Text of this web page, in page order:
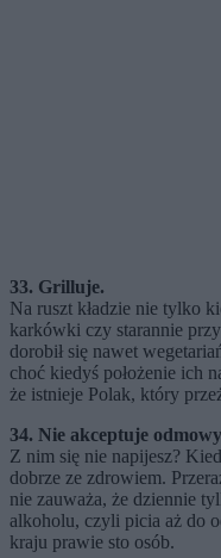
33. Grilluje.
Na ruszt kładzie nie tylko
karkówki czy starannie
dorobił się nawet
choć kiedyś położenie ich
że istnieje Polak, który
34. Nie akceptuje
Z nim się nie napijesz?
dobrze ze zdrowiem.
nie zauważa, że dziennie
alkoholu, czyli picia aż do
kraju prawie sto osób.